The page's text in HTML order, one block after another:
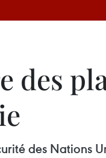
des
des Nations